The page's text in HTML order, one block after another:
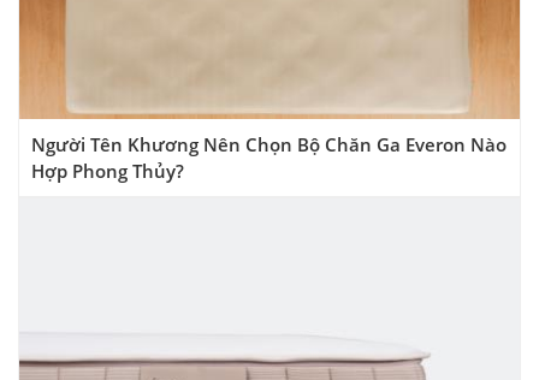
Người Tên Khương Nên Chọn Bộ Chăn Ga Everon Nào
Hợp Phong Thủy?